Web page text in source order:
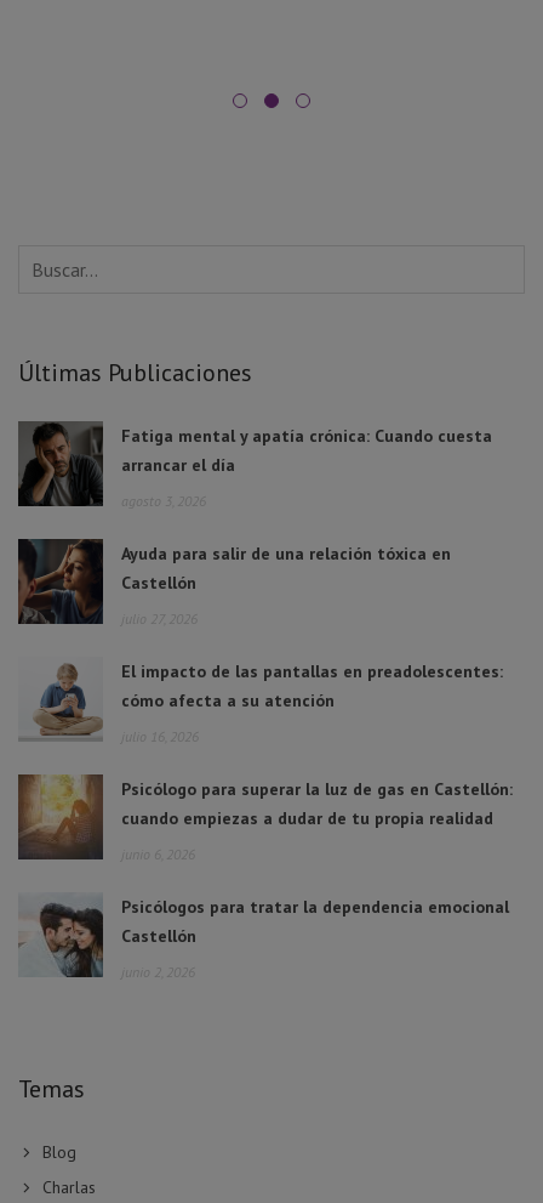
Últimas Publicaciones
Fatiga mental y apatía crónica: Cuando cuesta
arrancar el día
agosto 3, 2026
Ayuda para salir de una relación tóxica en
Castellón
julio 27, 2026
El impacto de las pantallas en preadolescentes:
cómo afecta a su atención
julio 16, 2026
Psicólogo para superar la luz de gas en Castellón:
cuando empiezas a dudar de tu propia realidad
junio 6, 2026
Psicólogos para tratar la dependencia emocional
Castellón
junio 2, 2026
Temas
Blog
Charlas